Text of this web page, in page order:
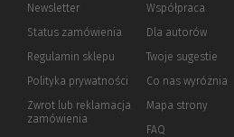
Newsletter
Status zamówienia
Regulamin sklepu
Polityka prywatności (Nowe
(Link
innej
Zwrot lub reklamacja
zamówienia
Współpraca
Dla autorów(Nowe
(Link
innej
Twoje sugestie
Co nas wyróżnia
Mapa strony
FAQ